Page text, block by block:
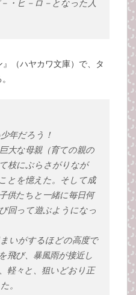
・ヒ－ロ－となった人
（ハヤカワ文庫）で、タ
年だろう！
大な母親（育ての親の
枝にぶらさがりなが
とを憶えた。そして成
供たちと一緒に毎日何
回って遊ぶようになっ
いがするほどの高度で
飛び、暴風雨が接近し
軽々と、狙いどおり正
。